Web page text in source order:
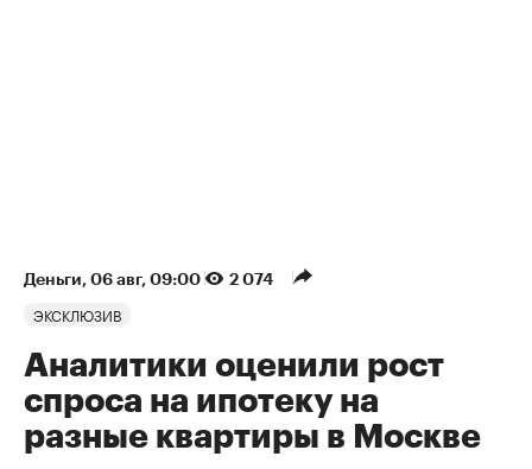
Деньги⁠, 06 авг, 09:00 2 074
ЭКСКЛЮЗИВ
Аналитики оценили рост
спроса на ипотеку на
разные квартиры в Москве